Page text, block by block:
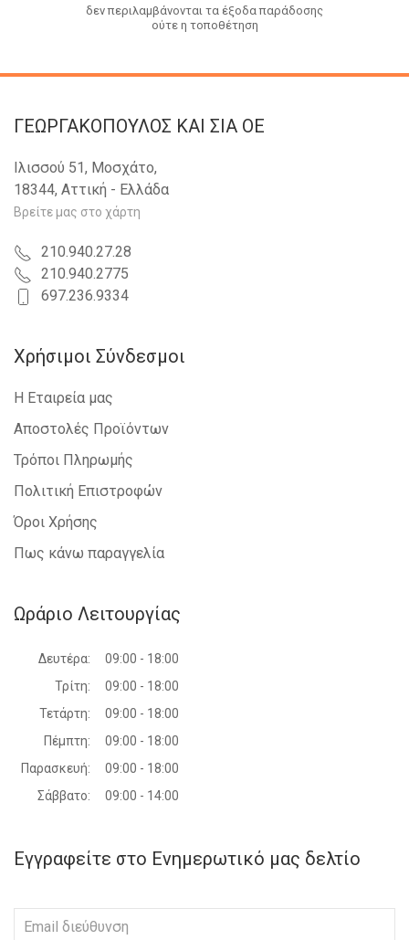
δεν περιλαμβάνονται τα έξοδα παράδοσης
ούτε η τοποθέτηση
ΓΕΩΡΓΑΚΟΠΟΥΛΟΣ KAI ΣΙΑ OE
Ιλισσού 51, Μοσχάτο,
18344, Αττική - Ελλάδα
Βρείτε μας στο χάρτη
210.940.27.28
210.940.2775
697.236.9334
Χρήσιμοι Σύνδεσμοι
Η Εταιρεία μας
Αποστολές Προϊόντων
Τρόποι Πληρωμής
Πολιτική Επιστροφών
Όροι Χρήσης
Πως κάνω παραγγελία
Ωράριο Λειτουργίας
Δευτέρα:
09:00 - 18:00
Τρίτη:
09:00 - 18:00
Τετάρτη:
09:00 - 18:00
Πέμπτη:
09:00 - 18:00
Παρασκευή:
09:00 - 18:00
Σάββατο:
09:00 - 14:00
Εγγραφείτε στο Ενημερωτικό μας δελτίο